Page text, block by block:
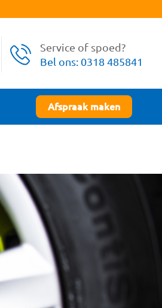
Service of spoed?
Bel ons: 0318 485841
Afspraak maken